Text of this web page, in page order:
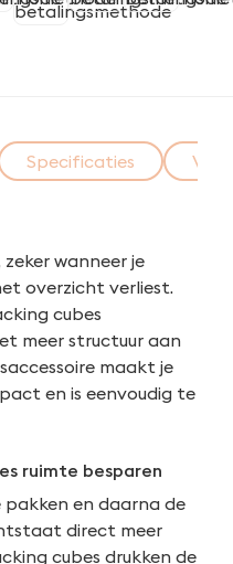
Specificaties
wanneer je
overzicht verliest.
cubes
meer structuur aan
maakt je
en is eenvoudig te
ruimte besparen
en daarna de
direct meer
cubes drukken de